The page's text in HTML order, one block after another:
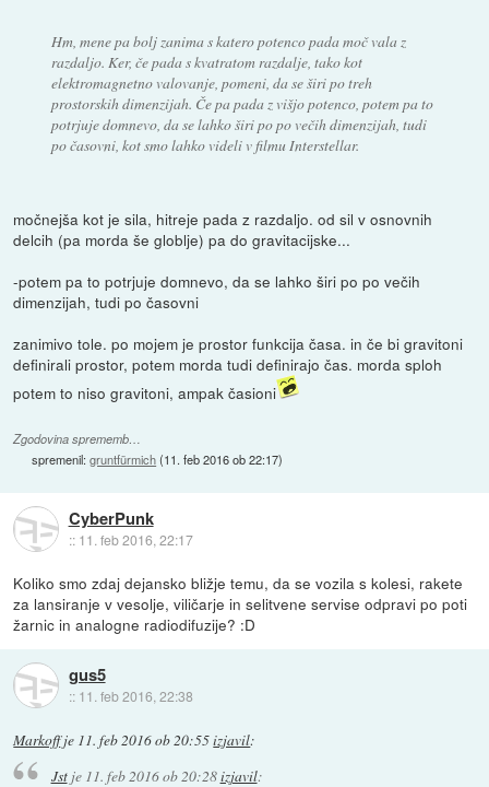
Hm, mene pa bolj zanima s katero potenco pada moč vala z
razdaljo. Ker, če pada s kvatratom razdalje, tako kot
elektromagnetno valovanje, pomeni, da se širi po treh
prostorskih dimenzijah. Če pa pada z višjo potenco, potem pa to
potrjuje domnevo, da se lahko širi po po večih dimenzijah, tudi
po časovni, kot smo lahko videli v filmu Interstellar.
močnejša kot je sila, hitreje pada z razdaljo. od sil v osnovnih
delcih (pa morda še globlje) pa do gravitacijske...
-potem pa to potrjuje domnevo, da se lahko širi po po večih
dimenzijah, tudi po časovni
zanimivo tole. po mojem je prostor funkcija časa. in če bi gravitoni
definirali prostor, potem morda tudi definirajo čas. morda sploh
potem to niso gravitoni, ampak časioni
Zgodovina sprememb…
spremenil:gruntfürmich(11. feb 2016 ob 22:17)
CyberPunk
:: 11. feb 2016, 22:17
Koliko smo zdaj dejansko bližje temu, da se vozila s kolesi, rakete
za lansiranje v vesolje, viličarje in selitvene servise odpravi po poti
žarnic in analogne radiodifuzije? :D
gus5
:: 11. feb 2016, 22:38
Markoffje 11. feb 2016 ob 20:55izjavil:
Jstje 11. feb 2016 ob 20:28izjavil: